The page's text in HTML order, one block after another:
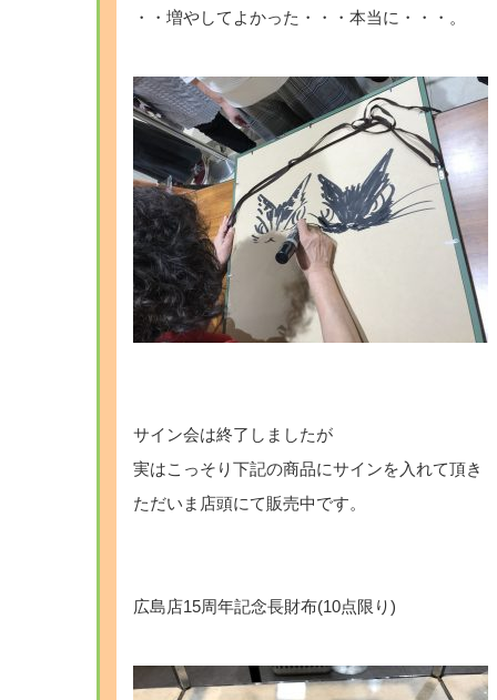
・・増やしてよかった・・・本当に・・・。
サイン会は終了しましたが
実はこっそり下記の商品にサインを入れて頂き
ただいま店頭にて販売中です。
広島店15周年記念長財布(10点限り)